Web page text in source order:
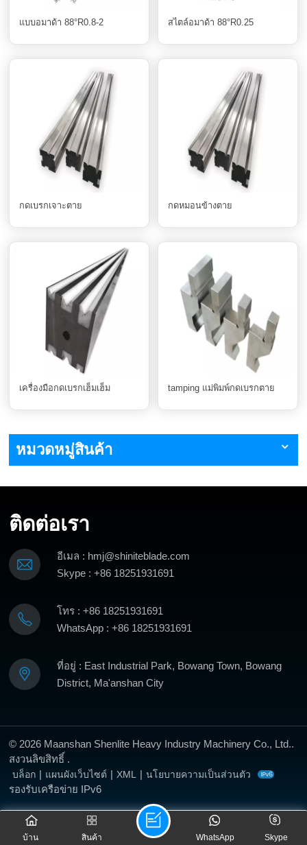
แบบอมาด้า 88°R0.8-2 สไตล์อมาด้า 88°R0.25
กดเบรกเจาะตาย กดหมอนข้างตาย
เครื่องมือกดเบรกเฮ็มเฮ็ม tamping แม่พิมพ์กดเบรกตาย
หมวดหมู่สินค้า
ติดต่อเรา
อีเมล : hmj@shiniteblade.com
Skype : +86 18251931691
โทร : +86 18251931691
WhatsApp : +86 18251931691
ที่อยู่ : East Industrial Park, Bowang Town, Bowang
District, Ma'anshan City
© 2026 Maanshan Shenlite Heavy Industry Machinery Co., Ltd..
สงวนลิขสิทธิ์ .
บล็อก | แผนผังเว็บไซต์ | XML | นโยบายความเป็นส่วนตัว
รองรับเครือข่าย IPv6
บ้าน สินค้า Skype
WhatsApp